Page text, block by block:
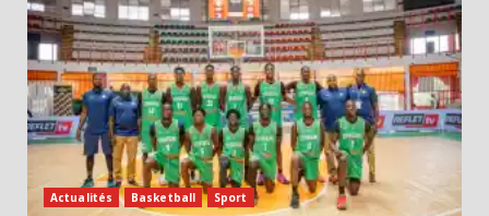
Actualités Basketball Sport